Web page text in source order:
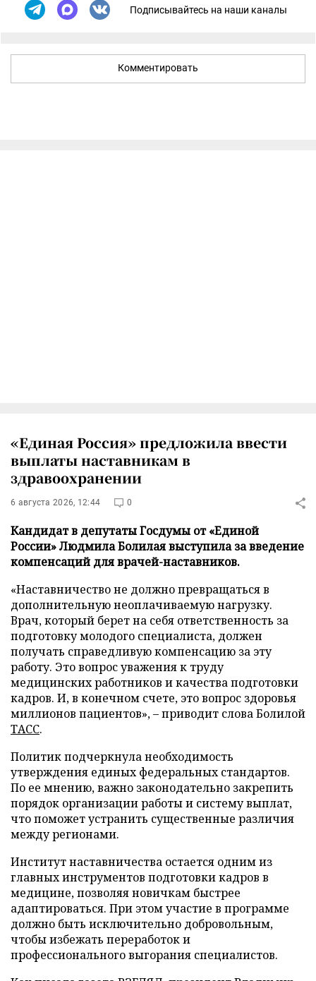
Подписывайтесь на наши каналы
Комментировать
«Единая Россия» предложила ввести
выплаты наставникам в
здравоохранении
6 августа 2026, 12:44 0
Кандидат в депутаты Госдумы от «Единой
России» Людмила Болилая выступила за введение
компенсаций для врачей-наставников.
«Наставничество не должно превращаться в
дополнительную неоплачиваемую нагрузку.
Врач, который берет на себя ответственность за
подготовку молодого специалиста, должен
получать справедливую компенсацию за эту
работу. Это вопрос уважения к труду
медицинских работников и качества подготовки
кадров. И, в конечном счете, это вопрос здоровья
миллионов пациентов», – приводит слова Болилой
ТАСС.
Политик подчеркнула необходимость
утверждения единых федеральных стандартов.
По ее мнению, важно законодательно закрепить
порядок организации работы и систему выплат,
что поможет устранить существенные различия
между регионами.
Институт наставничества остается одним из
главных инструментов подготовки кадров в
медицине, позволяя новичкам быстрее
адаптироваться. При этом участие в программе
должно быть исключительно добровольным,
чтобы избежать переработок и
профессионального выгорания специалистов.